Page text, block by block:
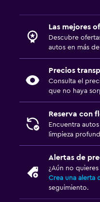
Las mejores
Descubre
autos en más
Precios
Consulta el
que no haya
Reserva con
Encuentra
limpieza
Alertas de
¿Aún no quieres
Crea una alerta
seguimiento.